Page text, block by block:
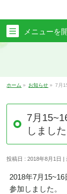
メニューを
ホーム » お知らせ » 7月
7月
しました
投稿日 : 2018年8月1日
2018年7月
参加しました。